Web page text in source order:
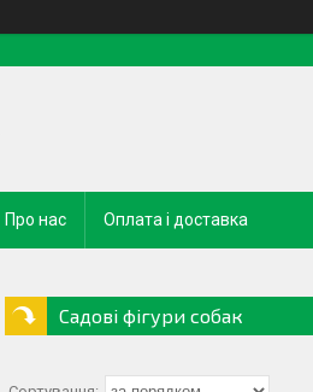
Про нас Оплата і доставка
Садові фігури собак